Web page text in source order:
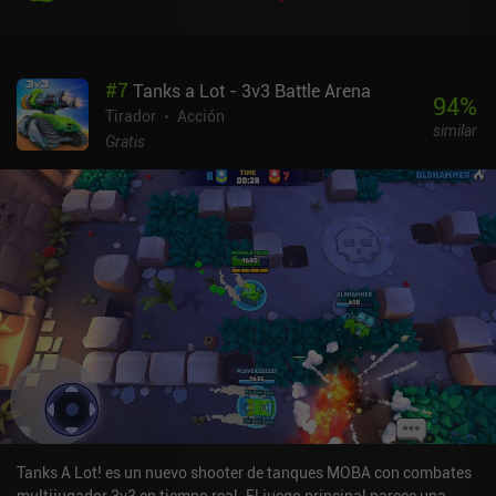
puede mejorar una pieza de un tanque, lo que desequilibra algunas
batallas.
#7Tanks a Lot - 3v3 Battle Arena
Tirador
Acción
Gratis
94%
similar
Tanks A Lot! es un nuevo shooter de tanques MOBA con combates